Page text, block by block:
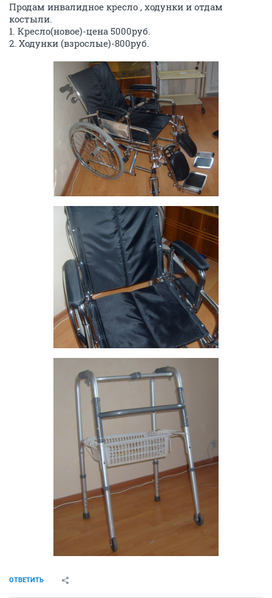
Продам инвалидное кресло , ходунки и отдам
костыли.
1. Кресло(новое)-цена 5000руб.
2. Ходунки (взрослые)-800руб.
ОТВЕТИТЬ